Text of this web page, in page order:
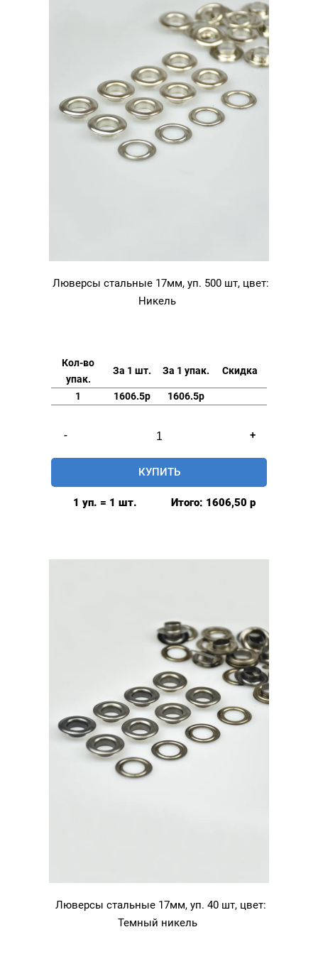
Люверсы стальные 17мм, уп. 500 шт, цвет:
Никель
Кол-во
упак.
За 1 шт. За 1 упак. Скидка
1 1606.5р 1606.5р
-
товара
Люверсы
стальные
цвет:
+
КУПИТЬ
1 уп. = 1 шт. Итого: 1606,50 р
Люверсы стальные 17мм, уп. 40 шт, цвет:
Темный никель